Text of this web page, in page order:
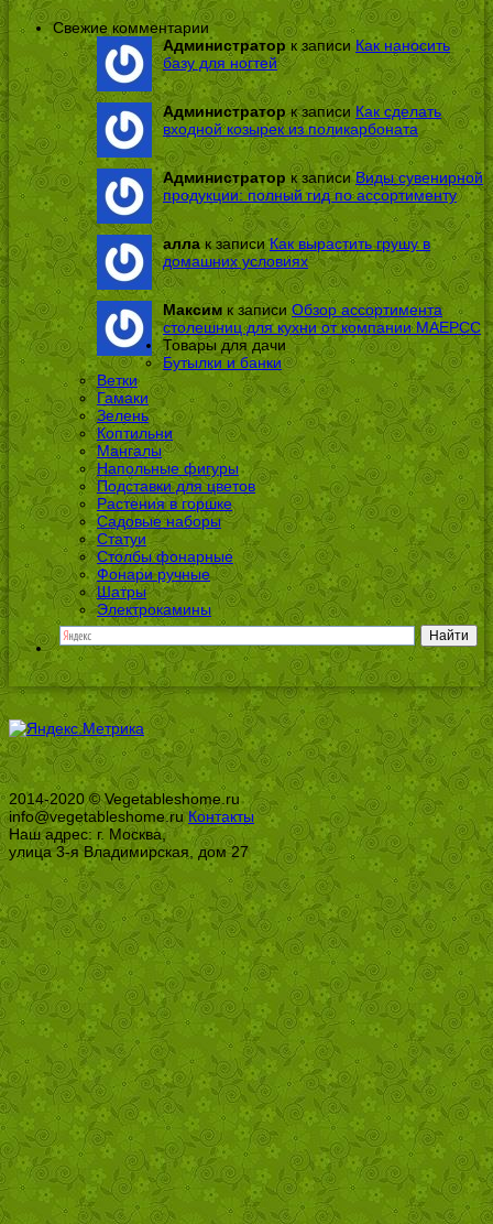
Свежие комментарии
Администраторк записи Как наносить
базу для ногтей
Администраторк записи Как сделать
входной козырек из поликарбоната
Администратор к записиВиды сувенирной
продукции: полный гид по ассортименту
алла к записиКак вырастить грушу в
домашних условиях
Максим к записиОбзор ассортимента
столешниц для кухни от компании МАЕРСС
Товары для дачи
Бутылки и банки
Ветки
Гамаки
Зелень
Коптильни
Мангалы
Напольные фигуры
Подставки для цветов
Растения в горшке
Садовые наборы
Статуи
Столбы фонарные
Фонари ручные
Шатры
Электрокамины
2014-2020 © Vegetableshome.ru
info@vegetableshome.ruКонтакты
Наш адрес: г. Москва,
улица 3-я Владимирская, дом 27